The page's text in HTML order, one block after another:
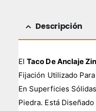
Descripción
ElTaco De Anclaje
Fijación Utilizado
En Superficies
Piedra. Está